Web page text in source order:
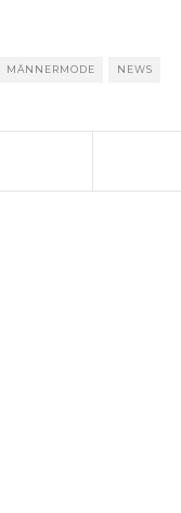
MÄNNERMODE NEWS